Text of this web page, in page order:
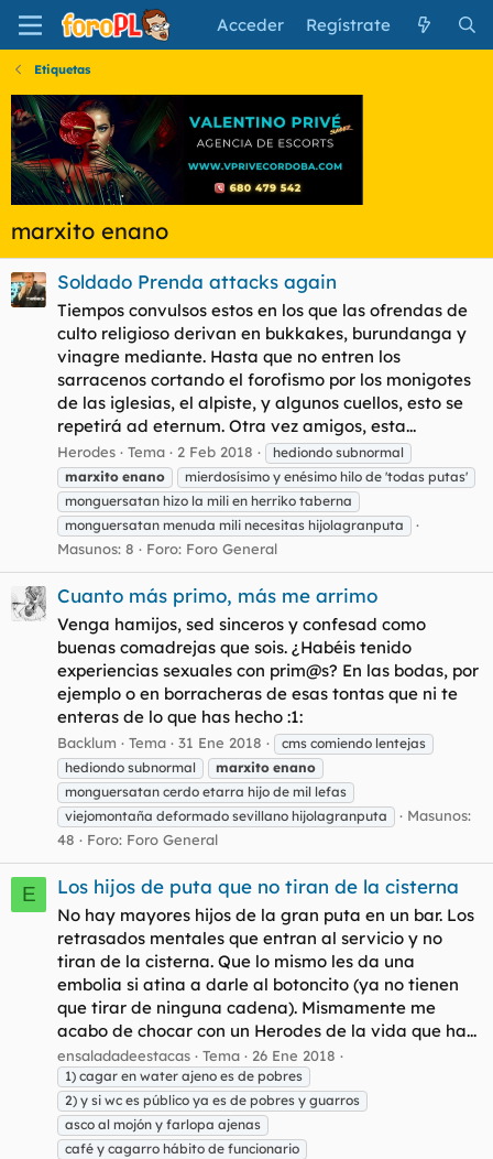
Acceder Regístrate
Etiquetas
marxito enano
Soldado Prenda attacks again
Tiempos convulsos estos en los que las ofrendas de
culto religioso derivan en bukkakes, burundanga y
vinagre mediante. Hasta que no entren los
sarracenos cortando el forofismo por los monigotes
de las iglesias, el alpiste, y algunos cuellos, esto se
repetirá ad eternum. Otra vez amigos, esta...
Herodes Tema 2 Feb 2018
hediondo subnormal
marxito enano
mierdosísimo y enésimo hilo de 'todas putas'
monguersatan hizo la mili en herriko taberna
monguersatan menuda mili necesitas hijolagranputa
Masunos: 8 Foro: Foro General
Cuanto más primo, más me arrimo
Venga hamijos, sed sinceros y confesad como
buenas comadrejas que sois. ¿Habéis tenido
experiencias sexuales con prim@s? En las bodas, por
ejemplo o en borracheras de esas tontas que ni te
enteras de lo que has hecho :1:
Backlum Tema 31 Ene 2018
cms comiendo lentejas
hediondo subnormal
marxito enano
monguersatan cerdo etarra hijo de mil lefas
viejomontaña deformado sevillano hijolagranputa
Masunos:
48
Foro: Foro General
E Los hijos de puta que no tiran de la cisterna
No hay mayores hijos de la gran puta en un bar. Los
retrasados mentales que entran al servicio y no
tiran de la cisterna. Que lo mismo les da una
embolia si atina a darle al botoncito (ya no tienen
que tirar de ninguna cadena). Mismamente me
acabo de chocar con un Herodes de la vida que ha...
ensaladadeestacas Tema 26 Ene 2018
1) cagar en water ajeno es de pobres
2) y si wc es público ya es de pobres y guarros
asco al mojón y farlopa ajenas
café y cagarro hábito de funcionario